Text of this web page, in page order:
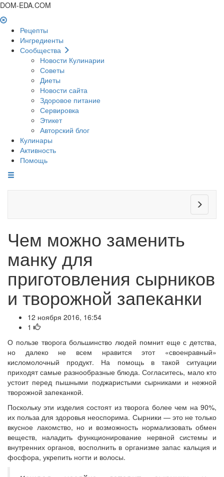
DOM-EDA.COM
Рецепты
Ингредиенты
Сообщества
Новости Кулинарии
Советы
Диеты
Новости сайта
Здоровое питание
Сервировка
Этикет
Авторский блог
Кулинары
Активность
Помощь
Чем можно заменить
манку для
приготовления сырников
и творожной запеканки
12 ноября 2016, 16:54
1
О пользе творога большинство людей помнит еще с детства,
но далеко не всем нравится этот «своенравный»
кисломолочный продукт. На помощь в такой ситуации
приходят самые разнообразные блюда. Согласитесь, мало кто
устоит перед пышными поджаристыми сырниками и нежной
творожной запеканкой.
Поскольку эти изделия состоят из творога более чем на 90%,
их польза для здоровья неоспорима. Сырники — это не только
вкусное лакомство, но и возможность нормализовать обмен
веществ, наладить функционирование нервной системы и
внутренних органов, восполнить в организме запас кальция и
фосфора, укрепить ногти и волосы.